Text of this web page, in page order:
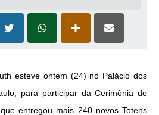
esteve ontem (24) no Palácio dos
para participar da Cerimônia de
entregou mais 240 novos Totens